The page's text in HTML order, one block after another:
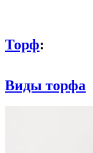
Торф:
Виды торфа